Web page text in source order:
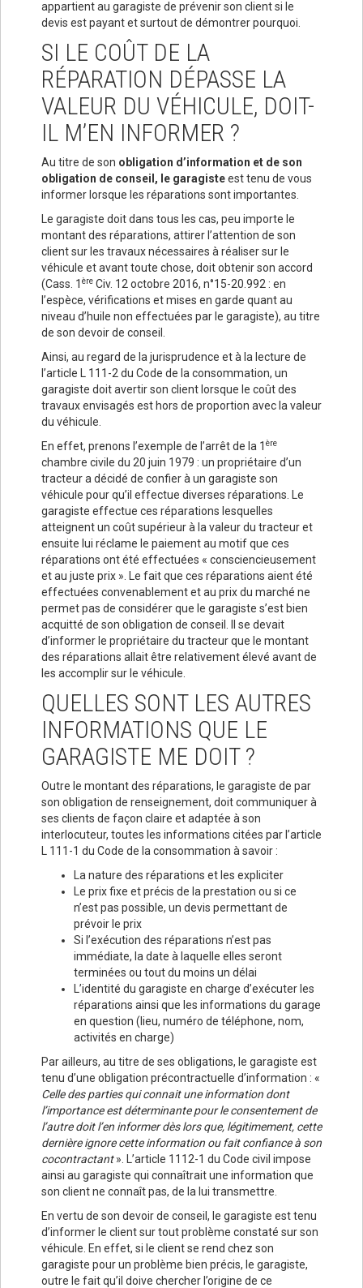
appartient au garagiste de prévenir son client si le
devis est payant et surtout de démontrer pourquoi.
SI LE COÛT DE LA
RÉPARATION DÉPASSE LA
VALEUR DU VÉHICULE, DOIT-
IL M’EN INFORMER ?
Au titre de son obligation d’information et de son
obligation de conseil, le garagisteest tenu de vous
informer lorsque les réparations sont importantes.
Le garagiste doit dans tous les cas, peu importe le
montant des réparations, attirer l’attention de son
client sur les travaux nécessaires à réaliser sur le
véhicule et avant toute chose, doit obtenir son accord
(Cass. 1 ère Civ. 12 octobre 2016, n°15-20.992 : en
l’espèce, vérifications et mises en garde quant au
niveau d’huile non effectuées par le garagiste), au titre
de son devoir de conseil.
Ainsi, au regard de la jurisprudence et à la lecture de
l’article L 111-2 du Code de la consommation, un
garagiste doit avertir son client lorsque le coût des
travaux envisagés est hors de proportion avec la valeur
du véhicule.
En effet, prenons l’exemple de l’arrêt de la 1 ère
chambre civile du 20 juin 1979 : un propriétaire d’un
tracteur a décidé de confier à un garagiste son
véhicule pour qu’il effectue diverses réparations. Le
garagiste effectue ces réparations lesquelles
atteignent un coût supérieur à la valeur du tracteur et
ensuite lui réclame le paiement au motif que ces
réparations ont été effectuées « consciencieusement
et au juste prix ». Le fait que ces réparations aient été
effectuées convenablement et au prix du marché ne
permet pas de considérer que le garagiste s’est bien
acquitté de son obligation de conseil. Il se devait
d’informer le propriétaire du tracteur que le montant
des réparations allait être relativement élevé avant de
les accomplir sur le véhicule.
QUELLES SONT LES AUTRES
INFORMATIONS QUE LE
GARAGISTE ME DOIT ?
Outre le montant des réparations, le garagiste de par
son obligation de renseignement, doit communiquer à
ses clients de façon claire et adaptée à son
interlocuteur, toutes les informations citées par l’article
L 111-1 du Code de la consommation à savoir :
La nature des réparations et les expliciter
Le prix fixe et précis de la prestation ou si ce
n’est pas possible, un devis permettant de
prévoir le prix
Si l’exécution des réparations n’est pas
immédiate, la date à laquelle elles seront
terminées ou tout du moins un délai
L’identité du garagiste en charge d’exécuter les
réparations ainsi que les informations du garage
en question (lieu, numéro de téléphone, nom,
activités en charge)
Par ailleurs, au titre de ses obligations, le garagiste est
tenu d’une obligation précontractuelle d’information : «
Celle des parties qui connait une information dont
l’importance est déterminante pour le consentement de
l’autre doit l’en informer dès lors que, légitimement, cette
dernière ignore cette information ou fait confiance à son
cocontractant». L’article 1112-1 du Code civil impose
ainsi au garagiste qui connaîtrait une information que
son client ne connaît pas, de la lui transmettre.
En vertu de son devoir de conseil, le garagiste est tenu
d’informer le client sur tout problème constaté sur son
véhicule. En effet, si le client se rend chez son
garagiste pour un problème bien précis, le garagiste,
outre le fait qu’il doive chercher l’origine de ce